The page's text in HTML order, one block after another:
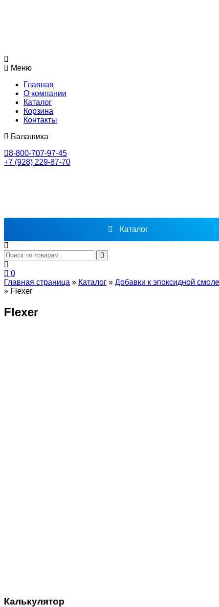
Меню
Главная
О компании
Каталог
Корзина
Контакты
Балашиха
8-800-707-97-45
+7 (928) 229-87-70
Каталог
0
Главная страница » Каталог » Добавки к эпоксидной смоле
» Flexer
Flexer
Калькулятор